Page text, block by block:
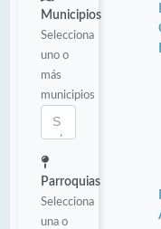
Municipios
Selecciona
uno o
más
municipios
Parroquias
Selecciona
una o